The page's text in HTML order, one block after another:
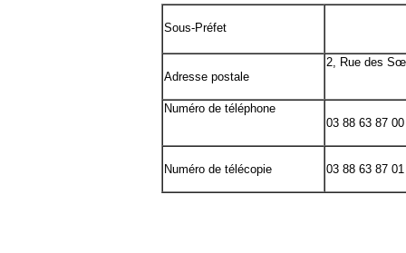
Sous-Préfet
Adresse postale
2, Rue des
Numéro de téléphone
03 88 63 87 00
Numéro de télécopie 03 88 63 87 01